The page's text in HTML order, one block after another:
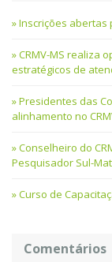
Inscrições abertas
CRMV-MS realiza
estratégicos de
Presidentes das
alinhamento no
Conselheiro do
Pesquisador Sul-
Curso de
Comentários